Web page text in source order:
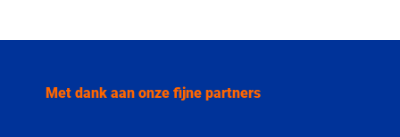
die ze gebruikt
Met dank aan onze fijne partners